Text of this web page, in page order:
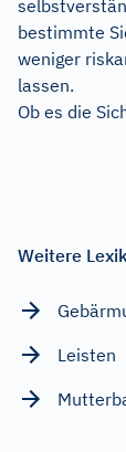
bestimmte
weniger
lassen.
Ob es die
Weitere
Leisten